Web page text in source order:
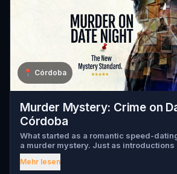
📍 Córdoba
Murder Mystery: Crime on
Córdoba
What started as a romantic speed-
a murder mystery. Just as
scream tears through the crowd, one of
been murdered , and the killer has fled
Mehr lesen